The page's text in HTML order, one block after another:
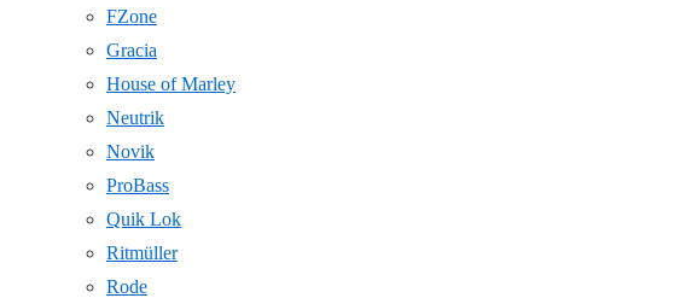
FZone
Gracia
House of Marley
Neutrik
Novik
ProBass
Quik Lok
Ritmüller
Rode